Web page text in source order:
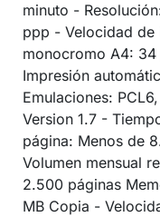
minuto -
ppp - Velocidad de
monocromo A4:
Impresión
Emulaciones:
Version 1.7 -
página: Menos de
Volumen mensual
2.500 páginas
MB Copia -